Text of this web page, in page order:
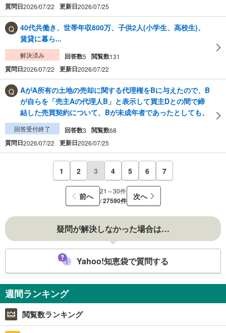
質問日2026/07/22 更新日2026/07/25
40代共働き、世帯年収800万、子供2人(小学生、高校生)、
賃貸に暮ら...
解決済み 回答数5 閲覧数131
質問日2026/07/22 更新日2026/07/22
AがA所有の土地の売却に関する代理権をBに与えたので、B
が自らを「売主Aの代理人B」と表示して買主Dとの間で締
結した売買契約について、Bが未成年者であったとしても、
回答受付終了 回答数3 閲覧数68
質問日2026/07/22 更新日2026/07/25
1 2 3 4 5 6 7
前へ
21～30件
/27590件 次へ
疑問が解決しなかった場合は…
Yahoo!知恵袋で質問する
週間ランキング
閲覧数ランキング